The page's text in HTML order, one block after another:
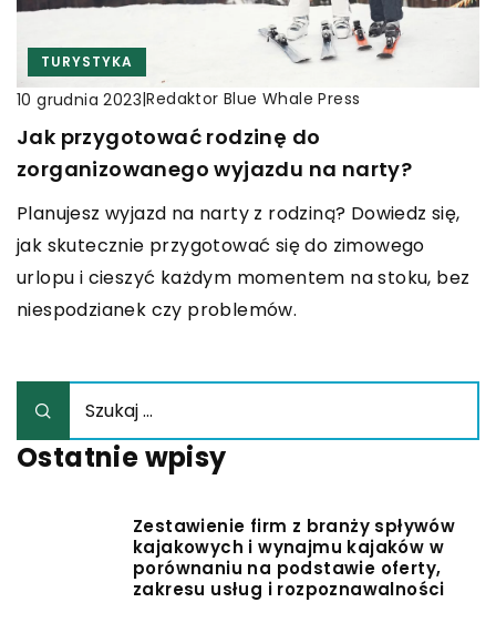
TURYSTYKA
10 grudnia 2023|Redaktor Blue Whale Press
Jak przygotować rodzinę do
zorganizowanego wyjazdu na narty?
Planujesz wyjazd na narty z rodziną? Dowiedz się,
jak skutecznie przygotować się do zimowego
urlopu i cieszyć każdym momentem na stoku, bez
niespodzianek czy problemów.
Ostatnie wpisy
Zestawienie firm z branży spływów
kajakowych i wynajmu kajaków w
porównaniu na podstawie oferty,
zakresu usług i rozpoznawalności